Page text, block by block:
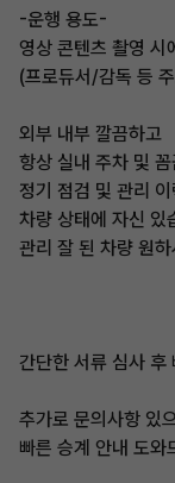
-운행 용도-
영상 콘텐츠 촬영 시
(프로듀서/감독 등
외부 내부 깔끔하고
항상 실내 주차 및
정기 점검 및 관리
차량 상태에 자신 있
관리 잘 된 차량 원
간단한 서류 심사 후
추가로 문의사항
빠른 승계 안내 도와